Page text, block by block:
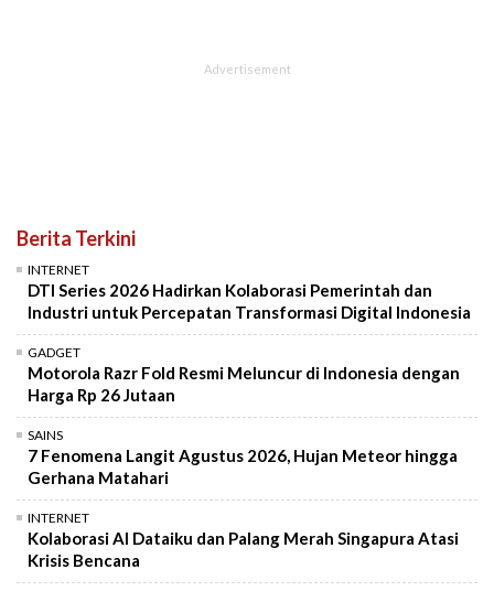
Berita Terkini
INTERNET
DTI Series 2026 Hadirkan Kolaborasi Pemerintah dan
Industri untuk Percepatan Transformasi Digital Indonesia
GADGET
Motorola Razr Fold Resmi Meluncur di Indonesia dengan
Harga Rp 26 Jutaan
SAINS
7 Fenomena Langit Agustus 2026, Hujan Meteor hingga
Gerhana Matahari
INTERNET
Kolaborasi AI Dataiku dan Palang Merah Singapura Atasi
Krisis Bencana